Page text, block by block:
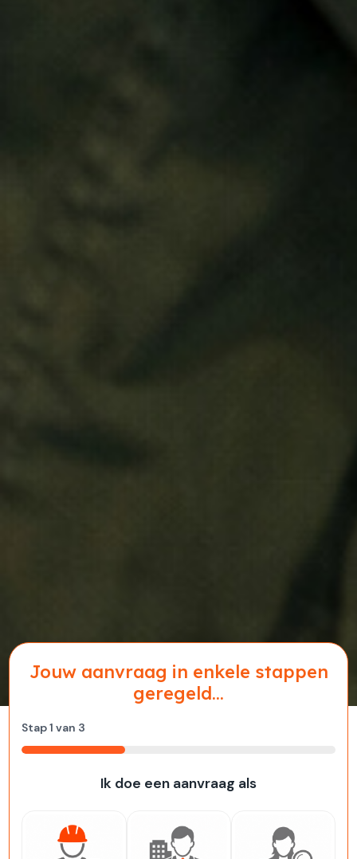
Jouw aanvraag in enkele stappen
geregeld...
Stap1 van 3
33%
Ik doe een aanvraag als